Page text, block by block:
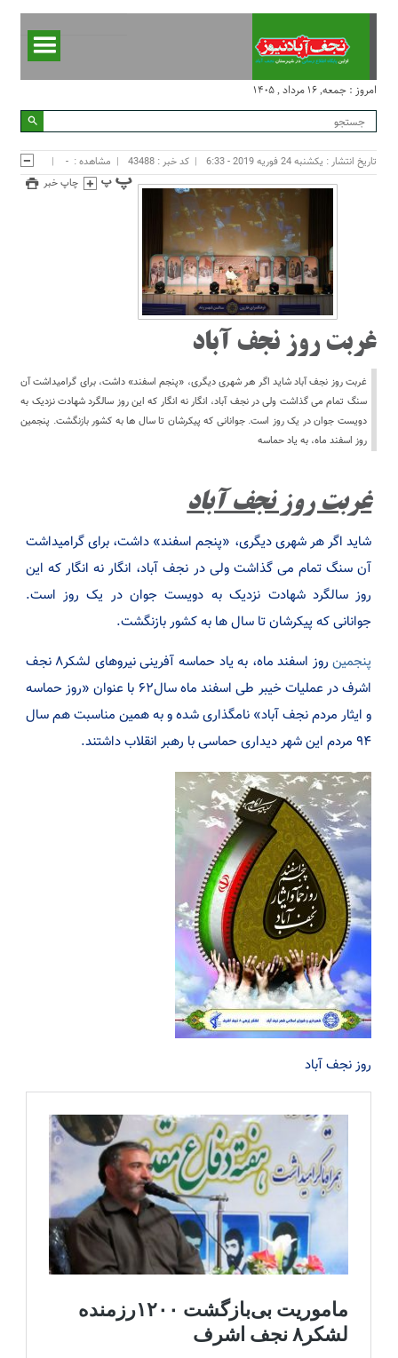
امروز : جمعه, ۱۶ مرداد , ۱۴۰۵
تاریخ انتشار : یکشنبه 24 فوریه 2019 - 6:33 کد خبر : 43488 مشاهده : -
چاپ خبر
غربت روز نجف آباد
غربت روز نجف آباد شاید اگر هر شهری دیگری، «پنجم اسفند» داشت، برای گرامیداشت آن
سنگ تمام می گذاشت ولی در نجف آباد، انگار نه انگار که این روز سالگرد شهادت نزدیک به
دویست جوان در یک روز است. جوانانی که پیکرشان تا سال ها به کشور بازنگشت. پنجمین
روز اسفند ماه، به یاد حماسه
غربت روز نجف آباد
شاید اگر هر شهری دیگری، «پنجم اسفند» داشت، برای گرامیداشت
آن سنگ تمام می گذاشت ولی در نجف آباد، انگار نه انگار که این
روز سالگرد شهادت نزدیک به دویست جوان در یک روز است.
جوانانی که پیکرشان تا سال ها به کشور بازنگشت.
پنجمین
روز اسفند ماه، به یاد حماسه آفرینی نیروهای لشکر۸ نجف
اشرف در عملیات خیبر طی اسفند ماه سال۶۲ با عنوان «روز حماسه
و ایثار مردم نجف آباد» نامگذاری شده و به همین مناسبت هم سال
۹۴ مردم این شهر دیداری حماسی با رهبر انقلاب داشتند.
روز نجف آباد